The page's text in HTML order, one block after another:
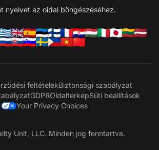
nyelvet az oldal böngészéséhez.
feltételekBiztonsági szabályzat
GDPROldaltérképSüti beállítások
Your Privacy Choices
Unit, LLC. Minden jog fenntartva.